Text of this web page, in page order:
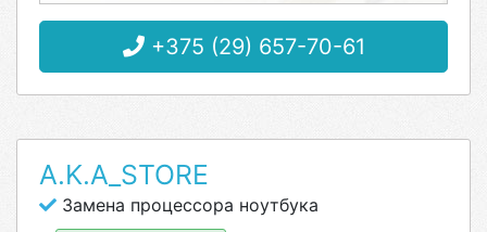
+375 (29) 657-70-61
A.K.A_STORE
Замена процессора ноутбука